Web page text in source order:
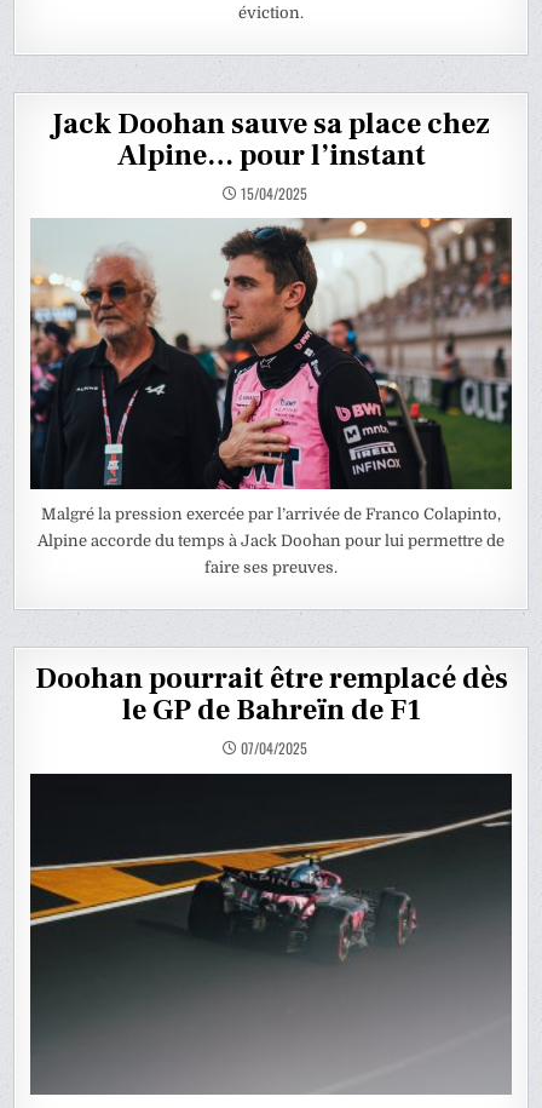
éviction.
Jack Doohan sauve sa place chez
Alpine… pour l’instant
15/04/2025
Malgré la pression exercée par l’arrivée de Franco Colapinto,
Alpine accorde du temps à Jack Doohan pour lui permettre de
faire ses preuves.
Doohan pourrait être remplacé dès
le GP de Bahreïn de F1
07/04/2025